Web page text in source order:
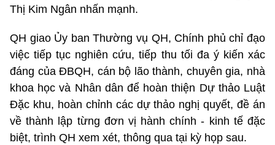
Thị Kim Ngân nhấn mạnh.
QH giao Ủy ban Thường vụ QH, Chính phủ chỉ đạo
việc tiếp tục nghiên cứu, tiếp thu tối đa ý kiến xác
đáng của ĐBQH, cán bộ lão thành, chuyên gia, nhà
khoa học và Nhân dân để hoàn thiện Dự thảo Luật
Đặc khu, hoàn chỉnh các dự thảo nghị quyết, đề án
về thành lập từng đơn vị hành chính - kinh tế đặc
biệt, trình QH xem xét, thông qua tại kỳ họp sau.